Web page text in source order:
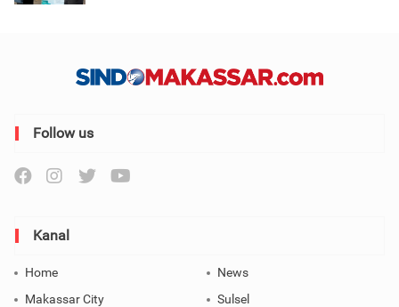
Follow us
Kanal
Home
News
Makassar City
Sulsel